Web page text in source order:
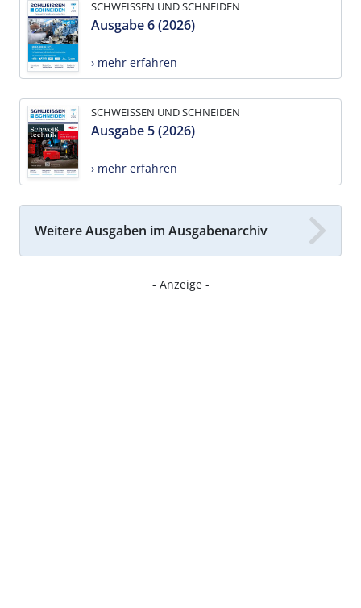
SCHWEISSEN UND SCHNEIDEN
Ausgabe 6 (2026)
› mehr erfahren
SCHWEISSEN UND SCHNEIDEN
Ausgabe 5 (2026)
› mehr erfahren
Weitere Ausgaben im Ausgabenarchiv
- Anzeige -